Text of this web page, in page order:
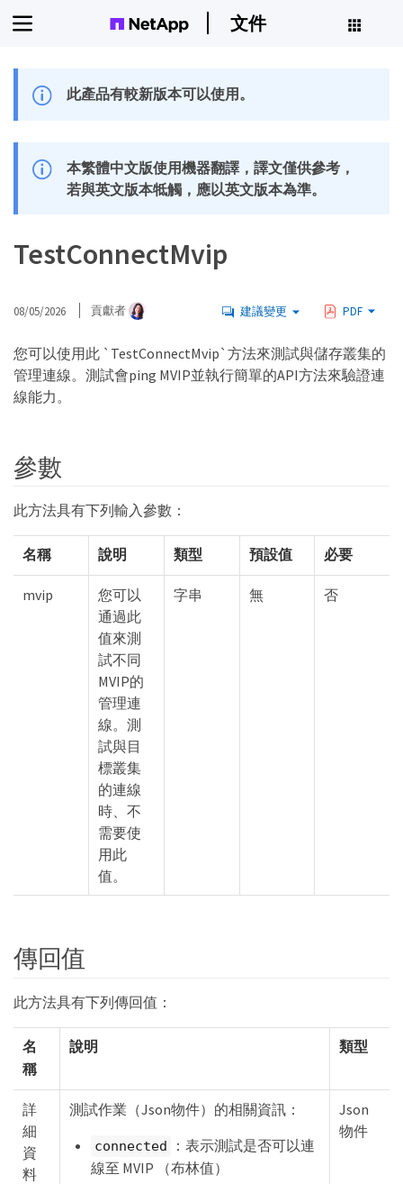
文件
此產品有較新版本可以使用。
本繁體中文版使用機器翻譯，譯文僅供參考，
若與英文版本牴觸，應以英文版本為準。
TestConnectMvip
08/05/2026 貢獻者 建議變更 PDF
您可以使用此 `TestConnectMvip`方法來測試與儲存叢集的
管理連線。測試會ping MVIP並執行簡單的API方法來驗證連
線能力。
參數
此方法具有下列輸入參數：
名稱 說明 類型 預設值 必要
mvip
您可以
通過此
值來測
試不同
MVIP的
管理連
線。測
試與目
標叢集
的連線
時、不
需要使
用此
值。
字串 無 否
傳回值
此方法具有下列傳回值：
名
稱
說明 類型
詳
細
資
料
測試作業（Json物件）的相關資訊：
connected
：表示測試是否可以連
線至 MVIP （布林值）
Json
物件